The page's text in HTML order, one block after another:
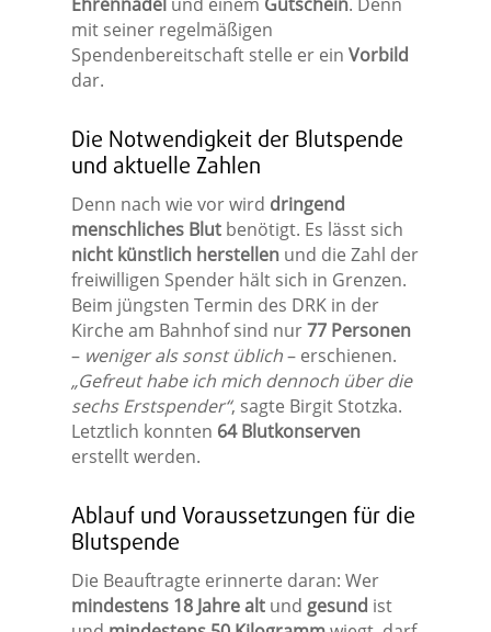
mit seiner regelmäßigen
Spendenbereitschaft stelle er ein Vorbild
dar.
Die Notwendigkeit der Blutspende
und aktuelle Zahlen
Denn nach wie vor wird dringend
menschliches Blutbenötigt. Es lässt sich
nicht künstlich herstellenund die Zahl der
freiwilligen Spender hält sich in Grenzen.
Beim jüngsten Termin des DRK in der
Kirche am Bahnhof sind nur77 Personen
– weniger als sonst üblich– erschienen.
„Gefreut habe ich mich dennoch über die
sechs Erstspender“, sagte Birgit Stotzka.
Letztlich konnten 64 Blutkonserven
erstellt werden.
Ablauf und Voraussetzungen für die
Blutspende
Die Beauftragte erinnerte daran: Wer
mindestens 18 Jahre altund gesund ist